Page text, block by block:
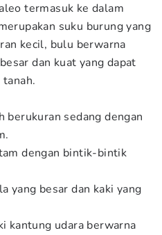
termasuk ke dalam
suku burung yang
kecil, bulu berwarna
dan kuat yang dapat
sedang dengan
dengan bintik-bintik
yang besar dan kaki yang
kantung udara berwarna